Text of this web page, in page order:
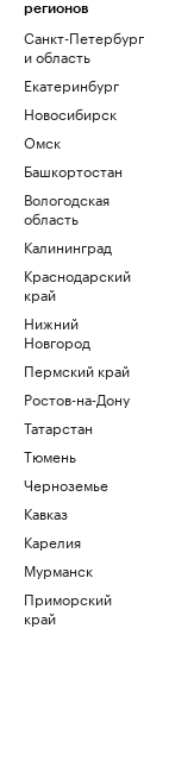
регионов
Санкт-Петербург
и область
Екатеринбург
Новосибирск
Омск
Башкортостан
Вологодская
область
Калининград
Краснодарский
край
Нижний
Новгород
Пермский край
Ростов-на-Дону
Татарстан
Тюмень
Черноземье
Кавказ
Карелия
Мурманск
Приморский
край